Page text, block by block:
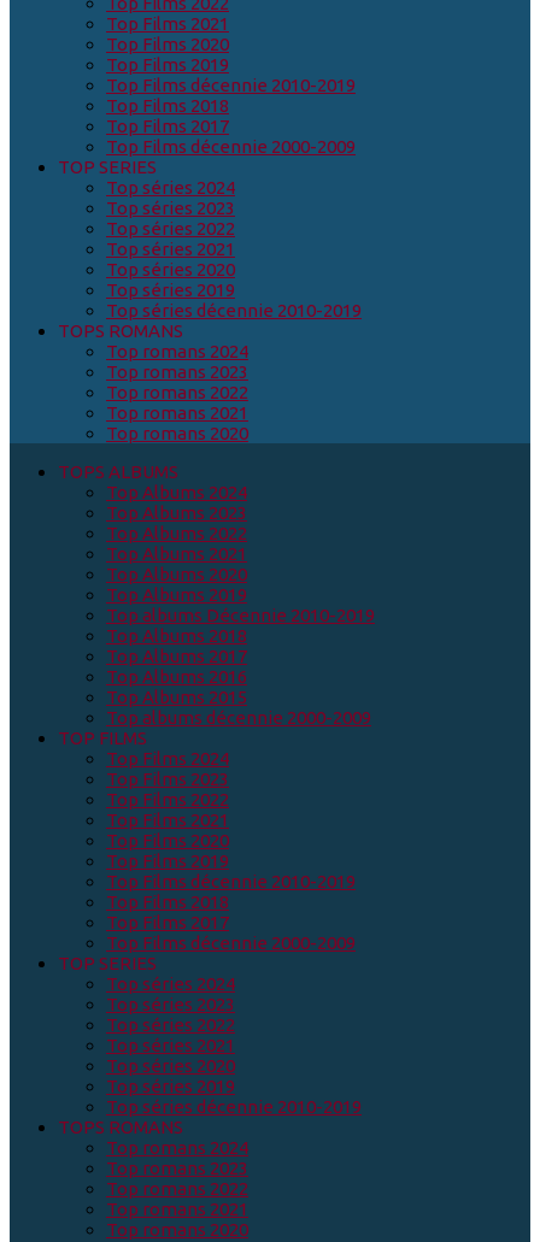
Top Films 2021
Top Films 2020
Top Films 2019
Top Films décennie 2010-2019
Top Films 2018
Top Films 2017
Top Films décennie 2000-2009
TOP SERIES
Top séries 2024
Top séries 2023
Top séries 2022
Top séries 2021
Top séries 2020
Top séries 2019
Top séries décennie 2010-2019
TOPS ROMANS
Top romans 2024
Top romans 2023
Top romans 2022
Top romans 2021
Top romans 2020
TOPS ALBUMS
Top Albums 2024
Top Albums 2023
Top Albums 2022
Top Albums 2021
Top Albums 2020
Top Albums 2019
Top albums Décennie 2010-2019
Top Albums 2018
Top Albums 2017
Top Albums 2016
Top Albums 2015
Top albums décennie 2000-2009
TOP FILMS
Top Films 2024
Top Films 2023
Top Films 2022
Top Films 2021
Top Films 2020
Top Films 2019
Top Films décennie 2010-2019
Top Films 2018
Top Films 2017
Top Films décennie 2000-2009
TOP SERIES
Top séries 2024
Top séries 2023
Top séries 2022
Top séries 2021
Top séries 2020
Top séries 2019
Top séries décennie 2010-2019
TOPS ROMANS
Top romans 2024
Top romans 2023
Top romans 2022
Top romans 2021
Top romans 2020